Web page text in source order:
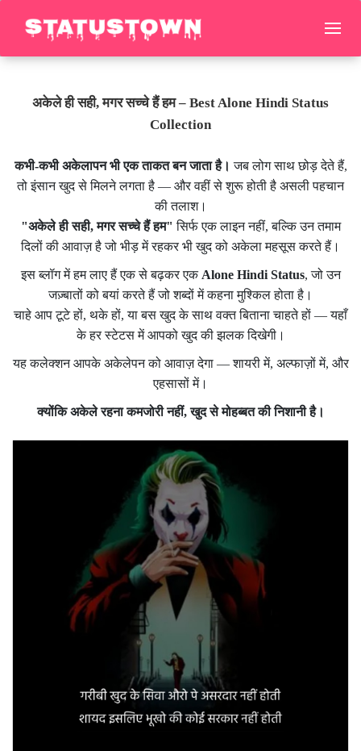
अकेले ही सही, मगर सच्चे हैं हम – Best Alone Hindi Status
Collection
कभी-कभी अकेलापन भी एक ताकत बन जाता है। जब लोग साथ छोड़ देते हैं,
तो इंसान खुद से मिलने लगता है — और वहीं से शुरू होती है असली पहचान
की तलाश।
"अकेले ही सही, मगर सच्चे हैं हम" सिर्फ एक लाइन नहीं, बल्कि उन तमाम
दिलों की आवाज़ है जो भीड़ में रहकर भी खुद को अकेला महसूस करते हैं।
इस ब्लॉग में हम लाए हैं एक से बढ़कर एक Alone Hindi Status, जो उन
जज़्बातों को बयां करते हैं जो शब्दों में कहना मुश्किल होता है।
चाहे आप टूटे हों, थके हों, या बस खुद के साथ वक्त बिताना चाहते हों — यहाँ
के हर स्टेटस में आपको खुद की झलक दिखेगी।
यह कलेक्शन आपके अकेलेपन को आवाज़ देगा — शायरी में, अल्फाज़ों में, और
एहसासों में।
क्योंकि अकेले रहना कमजोरी नहीं, खुद से मोहब्बत की निशानी है।